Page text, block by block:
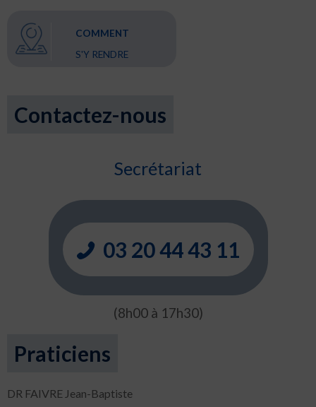
COMMENT
S'Y RENDRE
Contactez-nous
Secrétariat
03 20 44 43 11
(8h00 à 17h30)
Praticiens
DR FAIVRE Jean-Baptiste